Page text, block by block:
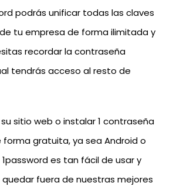
podrás unificar todas las claves
tu empresa de forma ilimitada y
recordar la contraseña
tendrás acceso al resto de
sitio web o instalar 1 contraseña
gratuita, ya sea Android o
1password es tan fácil de usar y
fuera de nuestras mejores